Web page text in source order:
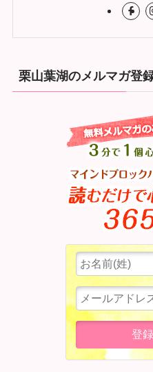
栗山葉湖のメルマガ登